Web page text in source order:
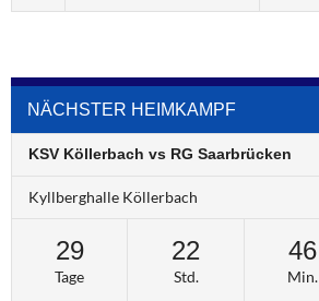
NÄCHSTER HEIMKAMPF
KSV Köllerbach vs RG Saarbrücken
Kyllberghalle Köllerbach
29
Tage
22
Std.
46
Min.